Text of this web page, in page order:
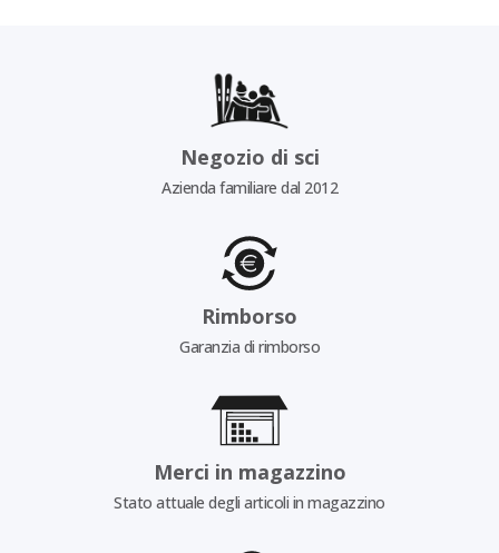
Negozio di sci
Azienda familiare dal 2012
Rimborso
Garanzia di rimborso
Merci in magazzino
Stato attuale degli articoli in magazzino